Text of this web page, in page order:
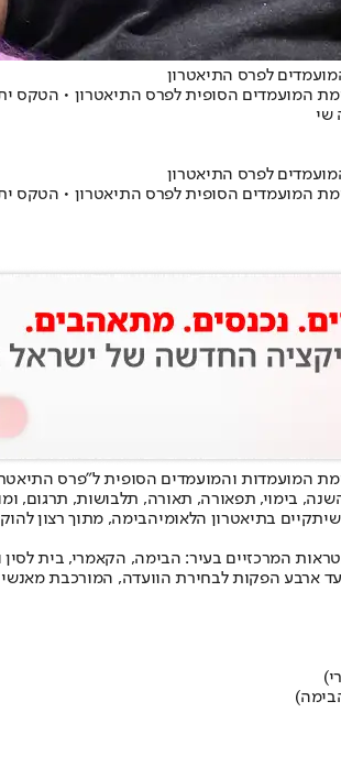
לפרס התיאטרון
לפרס התיאטרון • הטקס יתקיים ב-8 במרץ בתיאטרון
שי
לפרס התיאטרון
לפרס התיאטרון • הטקס יתקיים ב-8 במרץ בתיאטרון
בימוי, תפאורה, תאורה, תלבושות, תרגום,
הבימה, מתוך רצון
המרכזיים בעיר: הבימה, הקאמרי, בית